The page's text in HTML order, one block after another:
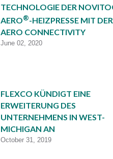
TECHNOLOGIE DER
AERO®-HEIZPRESSE MIT DER
AERO CONNECTIVITY
June 02, 2020
FLEXCO KÜNDIGT EINE
ERWEITERUNG DES
UNTERNEHMENS IN WEST-
MICHIGAN AN
October 31, 2019